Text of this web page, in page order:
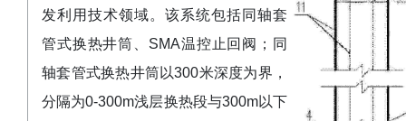
发利用技术领域。该系统包括同轴套
管式换热井筒、SMA温控止回阀；同
轴套管式换热井筒以300米深度为界，
分隔为0‑300m浅层换热段与300m以下